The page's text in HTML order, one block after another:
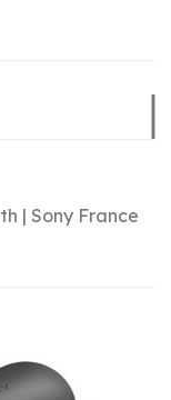
| Sony France